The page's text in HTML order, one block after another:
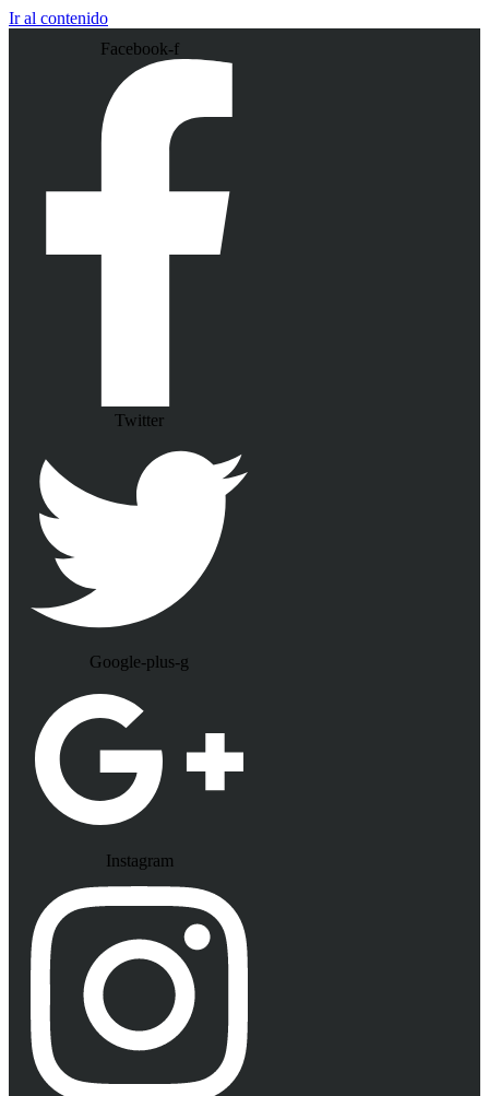
Ir al contenido
Facebook-f
Twitter
Google-plus-g
Instagram